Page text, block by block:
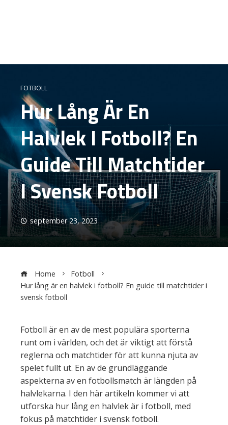
FOTBOLL
Hur Lång Är En
Halvlek I Fotboll? En
Guide Till Matchtider
I Svensk Fotboll
september 23, 2023
Home
Fotboll
Hur lång är en halvlek i fotboll? En guide till matchtider i
svensk fotboll
Fotboll är en av de mest populära sporterna
runt om i världen, och det är viktigt att förstå
reglerna och matchtider för att kunna njuta av
spelet fullt ut. En av de grundläggande
aspekterna av en fotbollsmatch är längden på
halvlekarna. I den här artikeln kommer vi att
utforska hur lång en halvlek är i fotboll, med
fokus på matchtider i svensk fotboll.